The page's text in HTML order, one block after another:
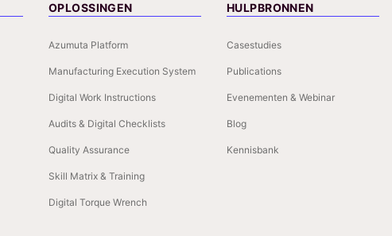
OPLOSSINGEN
Azumuta Platform
Manufacturing Execution System
Digital Work Instructions
Audits & Digital Checklists
Quality Assurance
Skill Matrix & Training
Digital Torque Wrench
HULPBRONNEN
Casestudies
Publications
Evenementen & Webinar
Blog
Kennisbank